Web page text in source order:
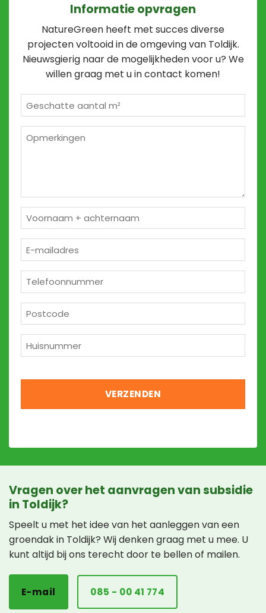
Informatie opvragen
NatureGreen heeft met succes diverse
projecten voltooid in de omgeving van Toldijk.
Nieuwsgierig naar de mogelijkheden voor u? We
willen graag met u in contact komen!
m²
Naam
*
mailadres
*
*
*
Vragen over het aanvragen van subsidie
in Toldijk?
Speelt u met het idee van het aanleggen van een
groendak in Toldijk? Wij denken graag met u mee. U
kunt altijd bij ons terecht door te bellen of mailen.
E-mail 085 - 00 41 774